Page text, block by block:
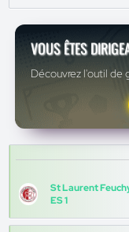
VOUS ÊTES
Découvrez l'outil de
St Laurent
ES 1